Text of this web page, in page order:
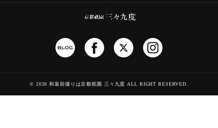
© 2026 和装前撮りは京都祇園 三々九度 ALL RIGHT RESERVED.